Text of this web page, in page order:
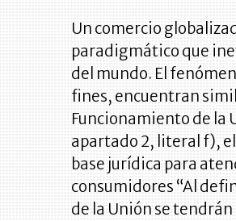
Un comercio
paradigmático que
del mundo. El
fines, encuentran
Funcionamiento de la
apartado 2, literal f), el
base jurídica para
consumidores “Al
de la Unión se